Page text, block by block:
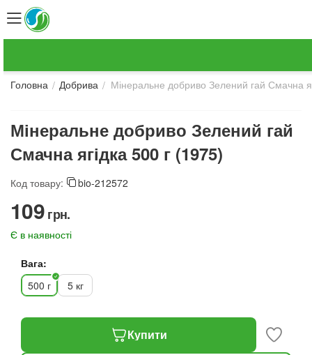
Головна / Добрива / Мінеральне добриво Зелений гай Смачна
Мінеральне добриво Зелений гай
Смачна ягідка 500 г (1975)
Код товару: bio-212572
‍109‍грн.
Є в наявності
Вага:
500 г
5 кг
Купити